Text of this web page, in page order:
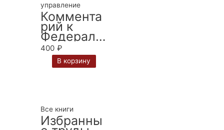
управление
Коммента
рий к
Федераль
ному
закону от
8 января
ских
средствах
и
400 ₽
В корзину
Все книги
Избранны